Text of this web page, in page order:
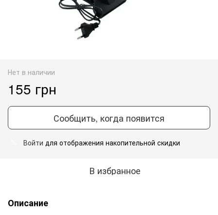
Нет в наличии
155 грн
Сообщить, когда появится
Войти для отображения накопительной скидки
В избранное
Описание